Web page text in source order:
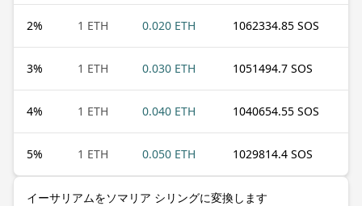
2% 1 ETH 0.020 ETH 1062334.85 SOS
3% 1 ETH 0.030 ETH 1051494.7 SOS
4% 1 ETH 0.040 ETH 1040654.55 SOS
5% 1 ETH 0.050 ETH 1029814.4 SOS
イーサリアムをソマリア シリングに変換します